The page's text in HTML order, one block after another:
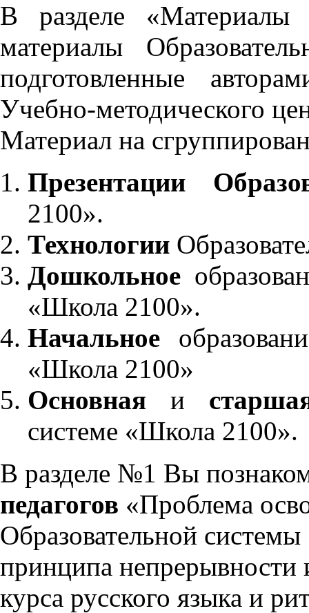
В разделе «Материалы
материалы
подготовленные
Учебно-методического
Материал на
Презентации
2100».
Технологии
Дошкольное
«Школа 2100».
Начальное
«Школа 2100»
Основнаяи
системе «Школа 2100».
В разделе №1 Вы
педагогов «Проблема
Образовательной
принципа непрерывности
курса русского языка и